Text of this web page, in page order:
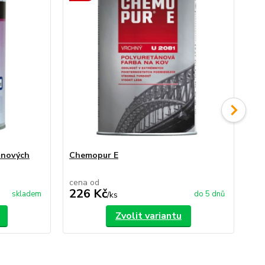
skladem
Chemopur E
cena od
226 Kč/ks do 5 dnů
Zvolit variantu